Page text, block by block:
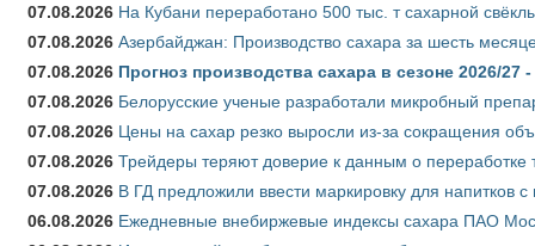
07.08.2026 На Кубани переработано 500 тыс. т сахарной
07.08.2026 Азербайджан: Производство сахара за шесть
07.08.2026 Прогноз производства сахара в сезоне 2026/
07.08.2026 Белорусские ученые разработали микробный
07.08.2026 Цены на сахар резко выросли из-за сокращения
07.08.2026 Трейдеры теряют доверие к данным о переработке
07.08.2026 В ГД предложили ввести маркировку для напитков
06.08.2026 Ежедневные внебиржевые индексы сахара ПАО